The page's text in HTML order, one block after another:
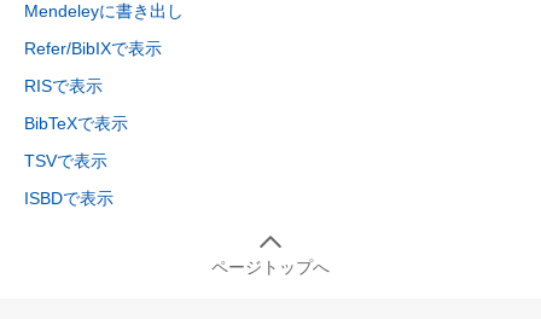
Mendeleyに書き出し
Refer/BibIXで表示
RISで表示
BibTeXで表示
TSVで表示
ISBDで表示
ページトップへ